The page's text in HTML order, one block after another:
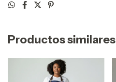
Productos similares